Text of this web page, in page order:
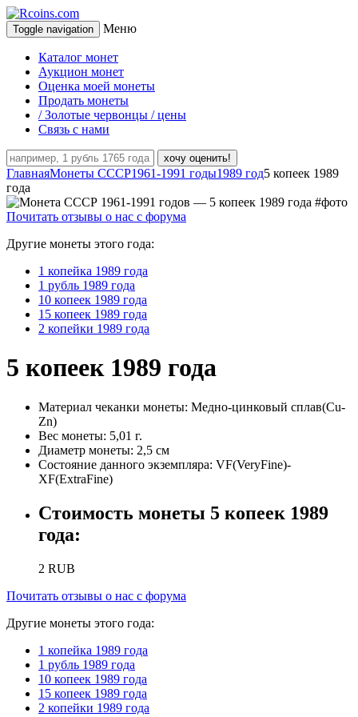
Toggle navigation Меню
Каталог монет
Аукцион монет
Оценка моей монеты
Продать монеты
/ Золотые червонцы / цены
Связь с нами
хочу оценить!
ГлавнаяМонеты СССР1961-1991 годы1989 год5 копеек 1989
года
Почитать отзывы о нас с форума
Другие монеты этого года:
1 копейка 1989 года
1 рубль 1989 года
10 копеек 1989 года
15 копеек 1989 года
2 копейки 1989 года
5 копеек 1989 года
Материал чеканки монеты: Медно-цинковый сплав(Cu-
Zn)
Вес монеты: 5,01 г.
Диаметр монеты: 2,5 см
Состояние данного экземпляра: VF(VeryFine)-
XF(ExtraFine)
Стоимость монеты 5 копеек 1989
года:
2 RUB
Почитать отзывы о нас с форума
Другие монеты этого года:
1 копейка 1989 года
1 рубль 1989 года
10 копеек 1989 года
15 копеек 1989 года
2 копейки 1989 года